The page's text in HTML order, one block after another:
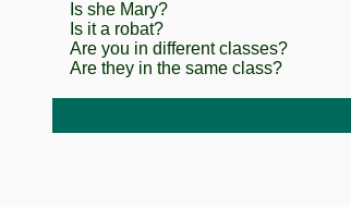
Is she Mary?
Is it a robat?
Are you in different classes?
Are they in the same class?